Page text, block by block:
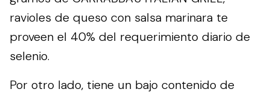
ravioles de queso con salsa marinara te
proveen el 40% del requerimiento diario de
selenio.
Por otro lado, tiene un bajo contenido de